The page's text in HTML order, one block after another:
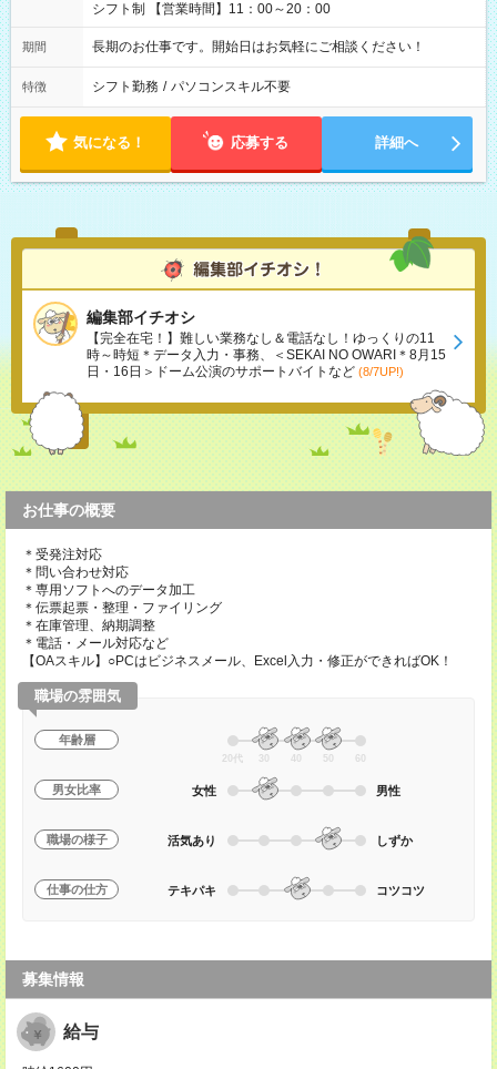
シフト制 【営業時間】11：00～20：00
期間 長期のお仕事です。開始日はお気軽にご相談ください！
特徴 シフト勤務 / パソコンスキル不要
気になる！ 応募する 詳細へ
編集部イチオシ
【完全在宅！】難しい業務なし＆電話なし！ゆっくりの11
時～時短＊データ入力・事務、＜SEKAI NO OWARI＊8月15
日・16日＞ドーム公演のサポートバイトなど (8/7UP!)
お仕事の概要
＊受発注対応
＊問い合わせ対応
＊専用ソフトへのデータ加工
＊伝票起票・整理・ファイリング
＊在庫管理、納期調整
＊電話・メール対応など
【OAスキル】○PCはビジネスメール、Excel入力・修正ができればOK！
職場の雰囲気
年齢層
20代 30 40 50 60
男女比率 女性 男性
職場の様子 活気あり しずか
仕事の仕方 テキパキ コツコツ
募集情報
給与